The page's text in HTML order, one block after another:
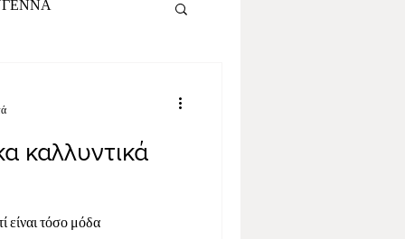
ΣΠΙΤΙ
καλλυντικά
είναι τόσο μόδα